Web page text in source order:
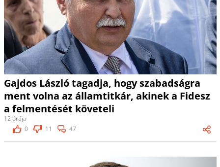
Gajdos László tagadja, hogy szabadságra
ment volna az államtitkár, akinek a Fidesz
a felmentését követeli
12 órája
0
11 47